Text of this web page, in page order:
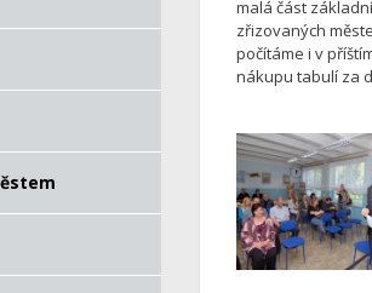
malá část
zřizovaných
počítáme i v
nákupu tabulí za